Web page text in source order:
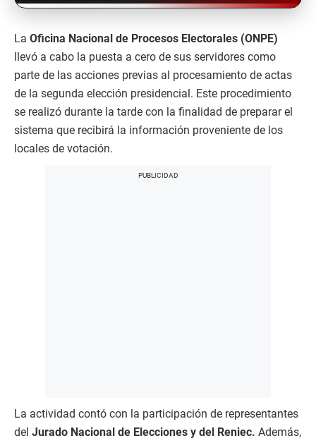
La Oficina Nacional de Procesos Electorales (ONPE)
llevó a cabo la puesta a cero de sus servidores como
parte de las acciones previas al procesamiento de actas
de la segunda elección presidencial. Este procedimiento
se realizó durante la tarde con la finalidad de preparar el
sistema que recibirá la información proveniente de los
locales de votación.
La actividad contó con la participación de representantes
del Jurado Nacional de Elecciones y del Reniec. Además,